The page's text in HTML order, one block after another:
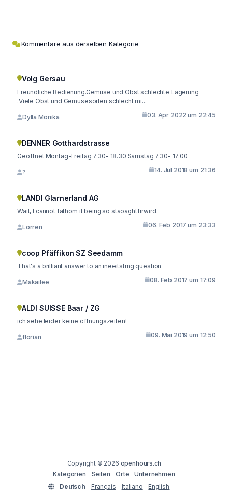
Kommentare aus derselben Kategorie
Volg Gersau
Freundliche Bedienung.Gemüse und Obst schlechte Lagerung
.Viele Obst und Gemüsesorten schlecht mi...
Dylla Monika 03. Apr 2022 um 22:45
DENNER Gotthardstrasse
Geöffnet Montag-Freitag 7.30- 18.30 Samstag 7.30- 17.00
? 14. Jul 2018 um 21:36
LANDI Glarnerland AG
Wait, I cannot fathom it being so staoaghtfrrwird.
Lorren 06. Feb 2017 um 23:33
coop Pfäffikon SZ Seedamm
That's a brilliant answer to an ineeitstrng question
Makailee 08. Feb 2017 um 17:09
ALDI SUISSE Baar / ZG
ich sehe leider keine öffnungszeiten!
florian 09. Mai 2019 um 12:50
Copyright © 2026 openhours.ch
Kategorien
Seiten Orte
Unternehmen
Deutsch
Français Italiano English